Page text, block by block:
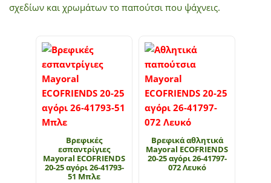
σχεδίων και χρωμάτων το παπούτσι που ψάχνεις.
Βρεφικές
εσπαντρίγιες
Mayoral ECOFRIENDS
20-25 αγόρι 26-41793-
51 Μπλε
Βρεφικά αθλητικά
Mayoral ECOFRIENDS
20-25 αγόρι 26-41797-
072 Λευκό